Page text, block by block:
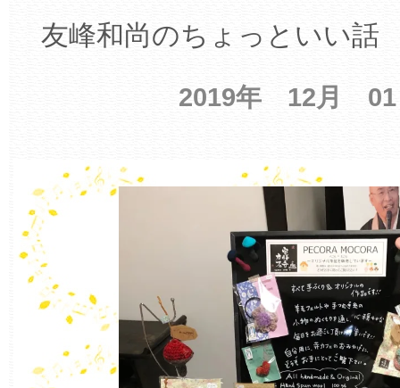
友峰和尚のちょっといい話
2019年 12月